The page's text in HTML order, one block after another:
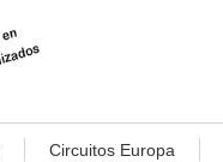
Circuitos Europa